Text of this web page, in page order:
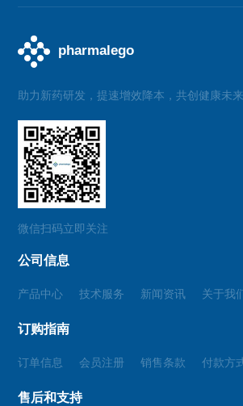
助力新药研发，提速增效降本，共创健康未来
微信扫码立即关注
公司信息
产品中心 技术服务 新闻资讯 关于我
订购指南
订单信息 会员注册 销售条款 付款方
售后和支持